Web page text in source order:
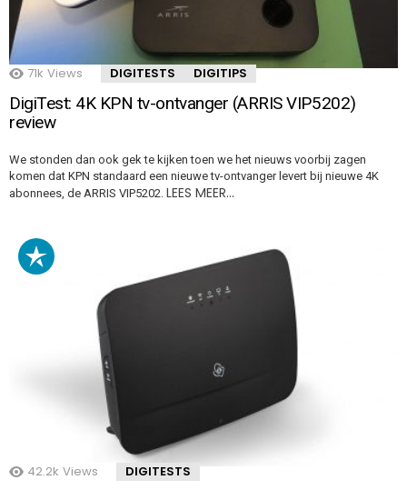
71k Views DIGITESTS DIGITIPS
DigiTest: 4K KPN tv-ontvanger (ARRIS VIP5202)
review
We stonden dan ook gek te kijken toen we het nieuws voorbij zagen
komen dat KPN standaard een nieuwe tv-ontvanger levert bij nieuwe 4K
abonnees, de ARRIS VIP5202. LEES MEER…
42.2k Views DIGITESTS